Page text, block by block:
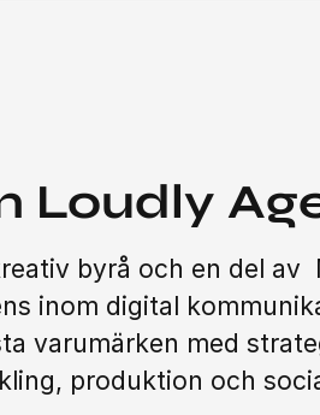
Loudly
byrå och en del av
inom digital
varumärken med
produktion och